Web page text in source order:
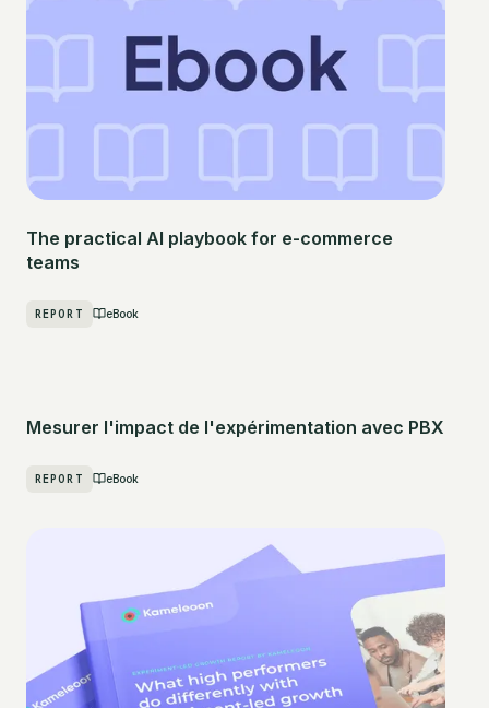
The practical AI playbook for e-commerce
teams
REPORT eBook
Mesurer l'impact de l'expérimentation avec PBX
REPORT eBook